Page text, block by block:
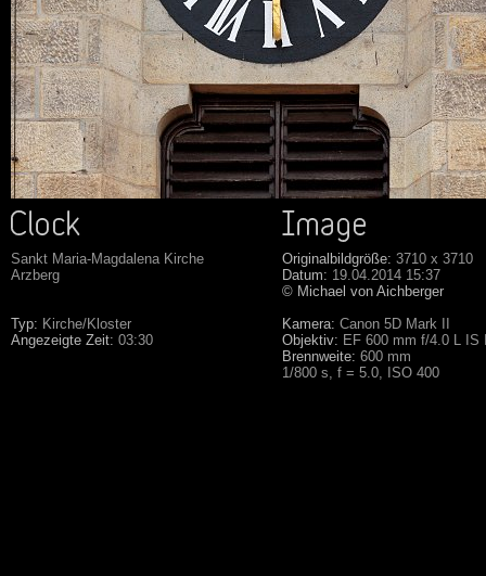
Sankt Maria-Magdalena Kirche
Arzberg
Typ: Kirche/Kloster
Angezeigte Zeit: 03:30
Originalbildgröße: 3710 x 3710
Datum: 19.04.2014 15:37
© Michael von Aichberger
Kamera: Canon 5D Mark II
Objektiv: EF 600 mm f/4.0 L IS
Brennweite: 600 mm
1/800 s, f = 5.0, ISO 400